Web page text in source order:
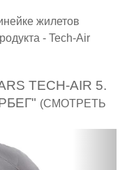
жилетов
- Tech-Air
TECH-AIR 5.
(СМОТРЕТЬ